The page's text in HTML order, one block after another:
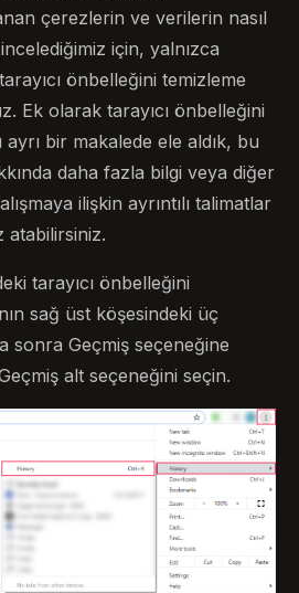
çerezlerin ve verilerin nasıl
incelediğimiz için, yalnızca
önbelleğini temizleme
Ek olarak tarayıcı önbelleğini
bir makalede ele aldık, bu
daha fazla bilgi veya diğer
ilişkin ayrıntılı talimatlar
atabilirsiniz.
tarayıcı önbelleğini
sağ üst köşesindeki üç
sonra Geçmiş seçeneğine
alt seçeneğini seçin.